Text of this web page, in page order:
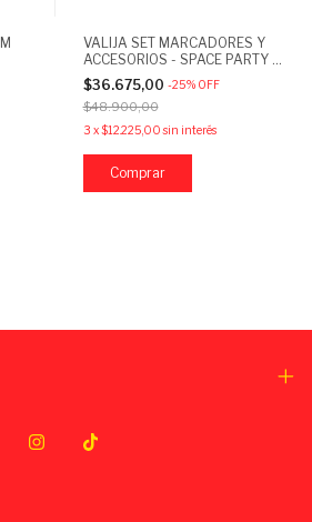
VALIJA SET MARCADORES Y
ACCESORIOS - SPACE PARTY /
FAIRY TALES
$36.675,00 -25% OFF
$48.900,00
3 x$12.225,00 sin interés
Comprar